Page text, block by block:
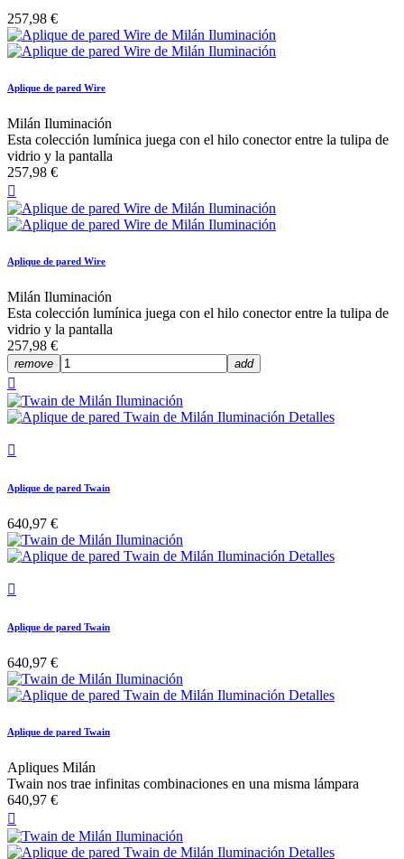
257,98 €
Aplique de pared Wire
Milán Iluminación
Esta colección lumínica juega con el hilo conector entre la tulipa de
vidrio y la pantalla
257,98 €

Aplique de pared Wire
Milán Iluminación
Esta colección lumínica juega con el hilo conector entre la tulipa de
vidrio y la pantalla
257,98 €
remove add


Aplique de pared Twain
640,97 €

Aplique de pared Twain
640,97 €
Aplique de pared Twain
Apliques Milán
Twain nos trae infinitas combinaciones en una misma lámpara
640,97 €
